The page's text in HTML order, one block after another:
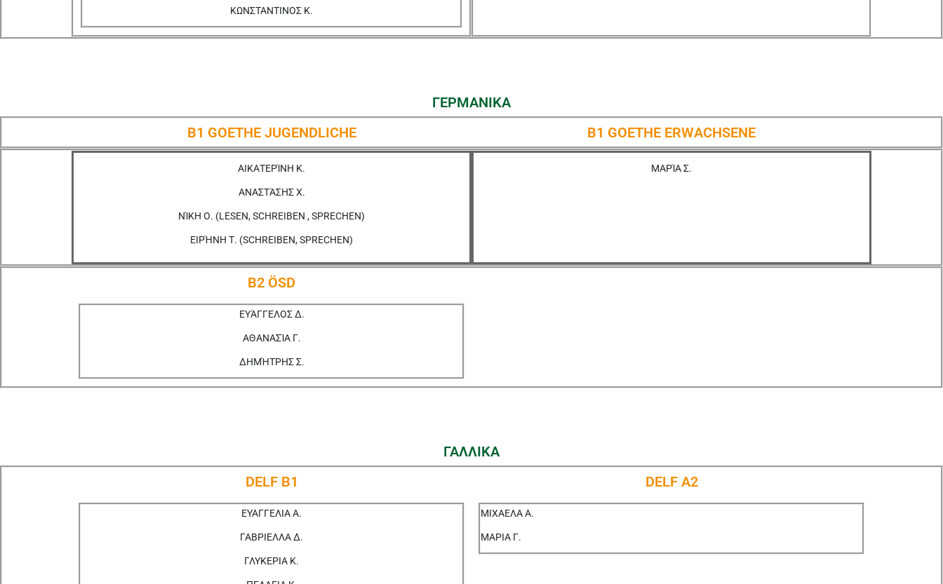
ΚΩΝΣΤΑΝΤΙΝΟΣ Κ.
ΓΕΡΜΑΝΙΚΑ
B1 GOETHE JUGENDLICHE
B1 GOETHE ERWACHSENE
ΑΙΚΑΤΕΡΊΝΗ Κ.
ΑΝΑΣΤΆΣΗΣ Χ.
ΝΊΚΗ Ο. (LESEN, SCHREIBEN , SPRECHEN)
ΕΙΡΉΝΗ Τ. (SCHREIBEN, SPRECHEN)
ΜΑΡΊΑ Σ.
B2 ÖSD
ΕΥΆΓΓΕΛΟΣ Δ.
ΑΘΑΝΑΣΊΑ Γ.
ΔΗΜΉΤΡΗΣ Σ.
ΓΑΛΛΙΚΑ
DELF Β1
ΕΥΑΓΓΕΛΙΑ Α.
ΓΑΒΡΙΕΛΛΑ Δ.
ΓΛΥΚΕΡΙΑ Κ.
DELF Α2
ΜΙΧΑΕΛΑ Α.
ΜΑΡΙΑ Γ.